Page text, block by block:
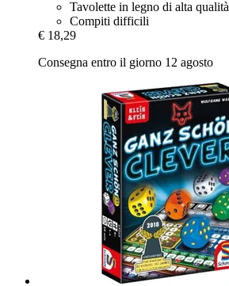
Tavolette in legno di alta qualità
Compiti difficili
€ 18,29
Consegna entro il giorno 12 agosto